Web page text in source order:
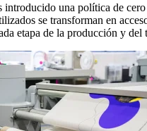
introducido una política de
se transforman en
etapa de la producción y